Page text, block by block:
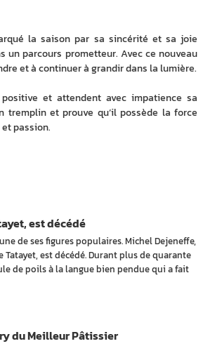
la saison par sa sincérité et sa joie
un parcours prometteur. Avec ce nouveau
et à continuer à grandir dans la lumière.
et attendent avec impatience sa
tremplin et prouve qu’il possède la force
passion.
de ses figures populaires. Michel Dejeneffe,
est décédé. Durant plus de quarante
de poils à la langue bien pendue qui a fait
est décédé
du Meilleur Pâtissier